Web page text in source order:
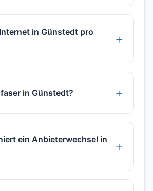
in Günstedt pro
in Günstedt?
ein Anbieterwechsel in